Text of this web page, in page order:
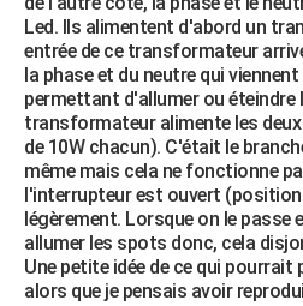
Alimentation
Guide de la santé
Maladies
Médicaments
Sommeil
VOYAGE
Destinations
City break
Voyage nature
Voyage de noces
Forum
Climat
+PHOTO
GUIDES D'ACHAT
BONS PLANS
CARTE DE VOEUX
Carte de Noël
Carte Bonne année
Carte Saint-Valentin
Carte Pâques
Carte d'anniversaire
DICTIONNAIRE
Led. Ils alimentent d'abord un
entrée de ce transformateur
la phase et du neutre qui
permettant d'allumer ou
transformateur alimente les
de 10W chacun). C'était le
même mais cela ne fonctionne
l'interrupteur est ouvert (position
légèrement. Lorsque on le passe
allumer les spots donc, cela
Une petite idée de ce qui pourrait
alors que je pensais avoir